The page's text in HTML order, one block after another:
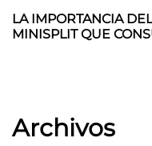
Post
LA IMPORTANCIA
MINISPLIT QUE
Archivos